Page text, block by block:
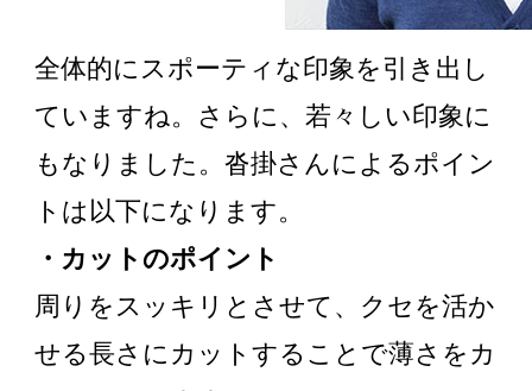
全体的にスポーティな印象を引き出し
ていますね。さらに、若々しい印象に
もなりました。沓掛さんによるポイン
トは以下になります。
・カットのポイント
周りをスッキリとさせて、クセを活か
せる長さにカットすることで薄さをカ